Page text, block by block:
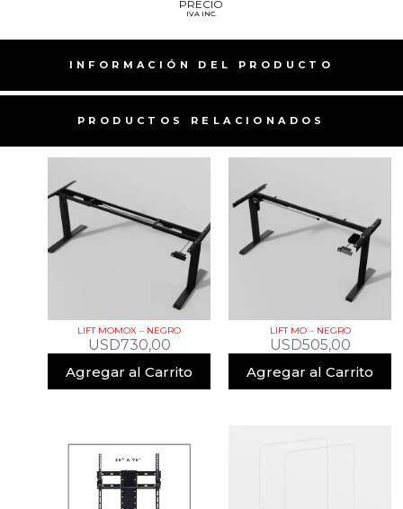
PRECIO
IVA INC.
INFORMACIÓN DEL PRODUCTO
PRODUCTOS RELACIONADOS​
LIFT MOMOX – NEGRO
USD730,00
Agregar al Carrito
LIFT MO – NEGRO
USD505,00
Agregar al Carrito